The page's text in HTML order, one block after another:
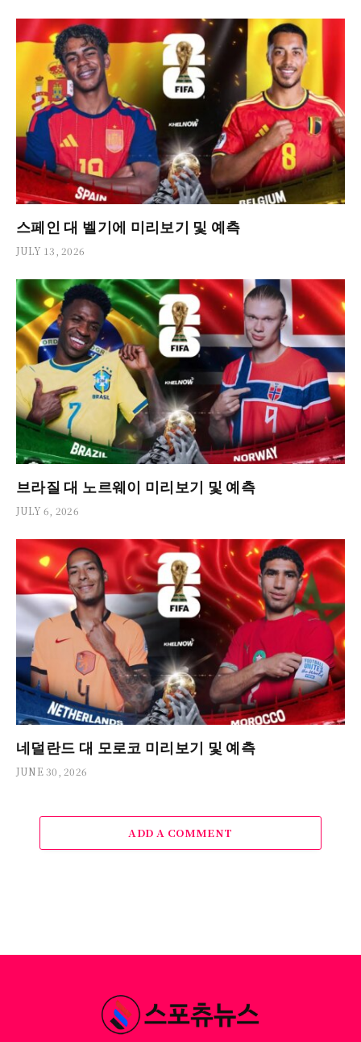
스페인 대 벨기에 미리보기 및 예측
JULY 13, 2026
브라질 대 노르웨이 미리보기 및 예측
JULY 6, 2026
네덜란드 대 모로코 미리보기 및 예측
JUNE 30, 2026
ADD A COMMENT